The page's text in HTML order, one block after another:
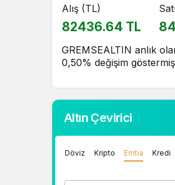
Alış (TL)
82436.64 TL
GREMSEALTIN anlık
0,50% değişim
Altın Çevirici
Döviz Kripto Emtia Kredi